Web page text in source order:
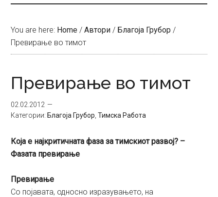
You are here: Home / Автори / Благоја Грубор /
Превирање во тимот
Превирање во тимот
02.02.2012
Категории: Благоја Грубор ,Тимска Работа
Која е најкритичната фаза за тимскиот развој? –
Фазата превирање
Превирање
Со појавата, односно изразувањето, на